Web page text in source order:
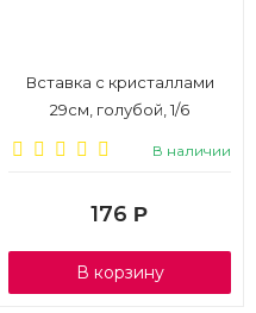
Вставка с кристаллами
29см, голубой, 1/6
В наличии
176 Р
В корзину